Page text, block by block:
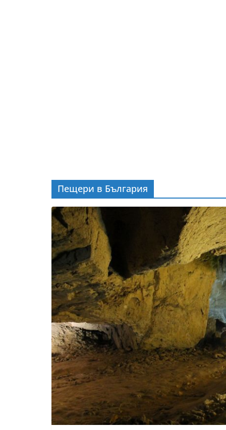
Пещери в България